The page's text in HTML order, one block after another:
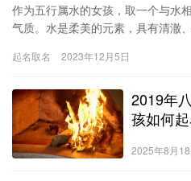
作为五行属水的女孩，取一个与水
气质。水是柔美的元素，具有清澈
为你准…
起名取名 2023年12月5日
2019年
孩如何
2025年8月18